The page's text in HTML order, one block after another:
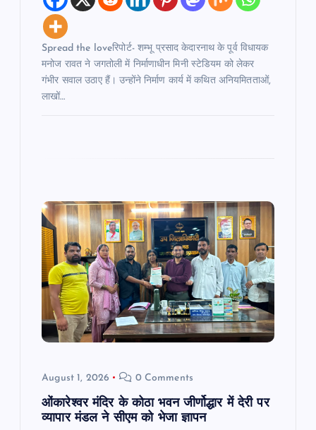
Spread the loveरिपोर्ट- शम्भू प्रसाद केदारनाथ के पूर्व विधायक
मनोज रावत ने जगतोली में निर्माणाधीन मिनी स्टेडियम को लेकर
गंभीर सवाल उठाए हैं। उन्होंने निर्माण कार्य में कथित अनियमितताओं,
लाखों…
August 1, 2026 0 Comments
ओंकारेश्वर मंदिर के कोठा भवन जीर्णोद्धार में देरी पर
व्यापार मंडल ने सीएम को भेजा ज्ञापन